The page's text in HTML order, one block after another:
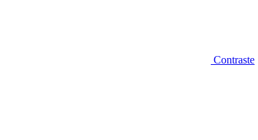
Contraste